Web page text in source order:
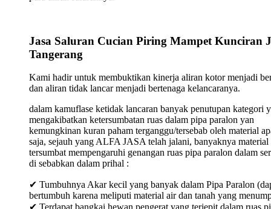
Jasa Saluran Cucian Piring Mampet Kunciran
Tangerang
Kami hadir untuk membuktikan kinerja aliran kotor menjadi
dan aliran tidak lancar menjadi bertenaga kelancaranya.
dalam kamuflase ketidak lancaran banyak penutupan kategori
mengakibatkan ketersumbatan ruas dalam pipa paralon yan
kemungkinan kuran paham terganggu/tersebab oleh material
saja, sejauh yang ALFA JASA telah jalani, banyaknya material
tersumbat mempengaruhi genangan ruas pipa paralon dalam
di sebabkan dalam prihal :
✔ Tumbuhnya Akar kecil yang banyak dalam Pipa Paralon
bertumbuh karena meliputi material air dan tanah yang